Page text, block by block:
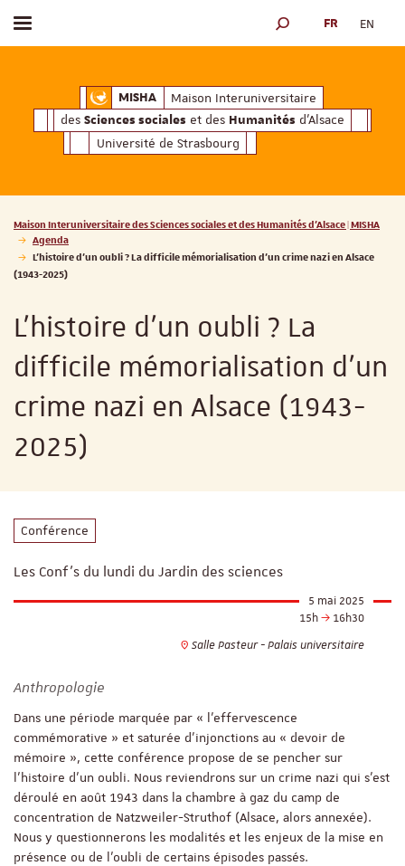
MISHAMaison Interuniversitaire des
Maison Interuniversitaire
des Sciences sociales et des Humanités d'Alsace
Université de Strasbourg
Afficher / masquer le menu MOTEUR DE
FR EN
Vous êtes ici :
Maison Interuniversitaire des Sciences sociales et des Humanités d'Alsace | MISHA
Agenda
L’histoire d’un oubli ? La difficile mémorialisation d’un crime nazi en Alsace
(1943-2025)
L’histoire d’un oubli ? La
difficile mémorialisation d’un
crime nazi en Alsace (1943-
2025)
Conférence
Les Conf's du lundi du Jardin des sciences
5 mai 2025
15h
16h30
Salle Pasteur - Palais universitaire
Anthropologie
Dans une période marquée par « l’effervescence
commémorative » et saturée d’injonctions au « devoir de
mémoire », cette conférence propose de se pencher sur
l’histoire d’un oubli. Nous reviendrons sur un crime nazi qui s’est
déroulé en août 1943 dans la chambre à gaz du camp de
concentration de Natzweiler-Struthof (Alsace, alors annexée).
Nous y questionnerons les modalités et les enjeux de la mise en
présence ou de l'oubli de certains épisodes passés.